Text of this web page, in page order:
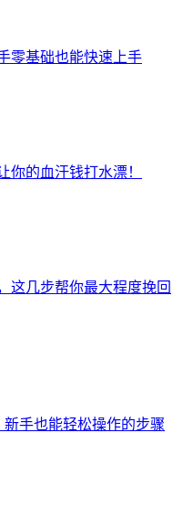
零基础也能快速上手
你的血汗钱打水漂！
这几步帮你最大程度挽回
新手也能轻松操作的步骤